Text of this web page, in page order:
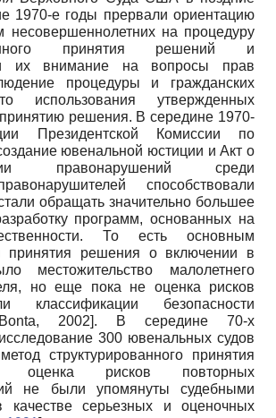
1970-е годы прервали ориентацию
несовершеннолетних на процедуру
принятия решений и
их внимание на вопросы прав
процедуры и гражданских
использования утвержденных
решения. В середине 1970-
Президентской Комиссии по
ювенальной юстиции и Акт о
правонарушений среди
способствовали
обращать значительно большее
программ, основанных на
То есть основным
принятия решения о включении в
местожительство малолетнего
но еще пока не оценка рисков
классификации безопасности
2002]. В середине 70-х
300 ювенальных судов
структурированного принятия
рисков повторных
не были упомянуты судебными
качестве серьезных и оценочных